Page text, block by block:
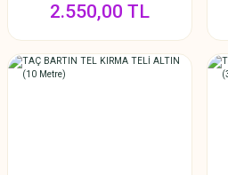
2.550,00 TL